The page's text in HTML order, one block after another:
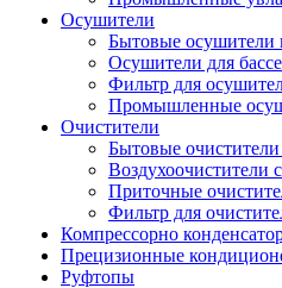
Осушители
Бытовые осушители
Осушители для
Фильтр для
Промышленные
Очистители
Бытовые очистители
Воздухоочистители
Приточные
Фильтр для
Компрессорно
Прецизионные
Руфтопы